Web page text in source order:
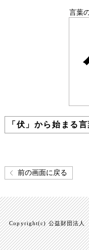
言葉
「伏」から始まる言
前の画面に戻る
Copyright(c) 公益財団法